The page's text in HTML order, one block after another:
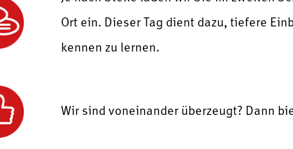
Ort ein. Dieser Tag dient dazu, tiefere
kennen zu lernen.
Wir sind voneinander überzeugt? Dann